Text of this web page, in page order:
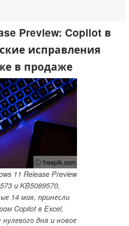
Preview: Copilot в
исправления
в продаже
ⓘ freepik.com
11 Release Preview
и KB5089570,
14 мая, принесли
Copilot в Excel,
нулевого дня и новое